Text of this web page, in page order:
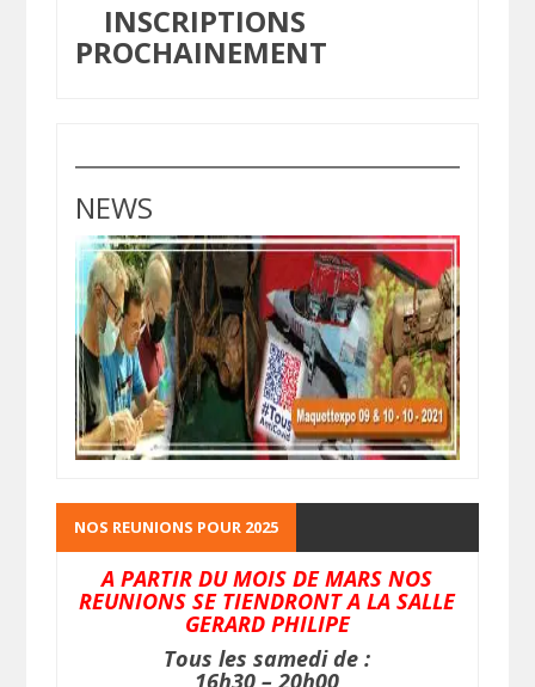
INSCRIPTIONS
PROCHAINEMENT
NEWS
NOS REUNIONS POUR 2025
A PARTIR DU MOIS DE MARS NOS
REUNIONS SE TIENDRONT A LA SALLE
GERARD PHILIPE
Tous les samedi de :
16h30 – 20h00